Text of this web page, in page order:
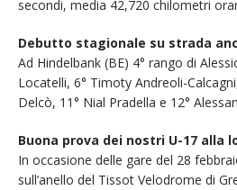
secondi, media 42,720 chilometri
Debutto stagionale su strada
Ad Hindelbank (BE) 4° rango di
Locatelli, 6° Timoty Andreoli-
Delcò, 11° Nial Pradella e 12°
Buona prova dei nostri U-17 alla
In occasione delle gare del 28
sull’anello del Tissot Velodrome di